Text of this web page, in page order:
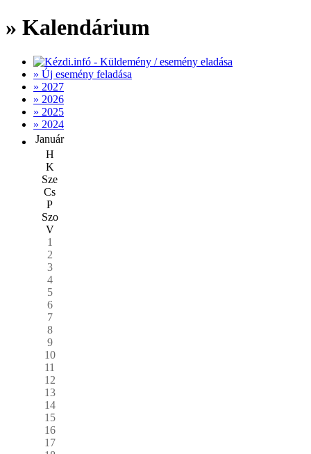
» Kalendárium
» Új esemény feladása
» 2027
» 2026
» 2025
» 2024
Január
H
K
Sze
Cs
P
Szo
V
1
2
3
4
5
6
7
8
9
10
11
12
13
14
15
16
17